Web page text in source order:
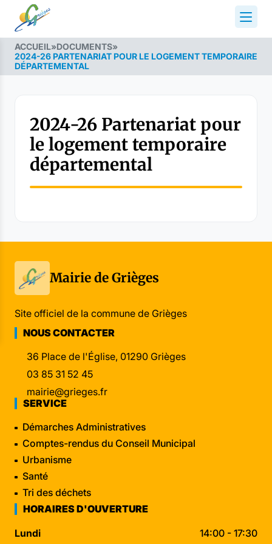
ACCUEIL»DOCUMENTS»
2024-26 PARTENARIAT POUR LE LOGEMENT TEMPORAIRE
DÉPARTEMENTAL
2024-26 Partenariat pour
le logement temporaire
départemental
Mairie de Grièges
Site officiel de la commune de Grièges
NOUS CONTACTER
36 Place de l'Église, 01290 Grièges
03 85 31 52 45
mairie@grieges.fr
SERVICE
Démarches Administratives
Comptes-rendus du Conseil Municipal
Urbanisme
Santé
Tri des déchets
HORAIRES D'OUVERTURE
Lundi
14:00 - 17:30